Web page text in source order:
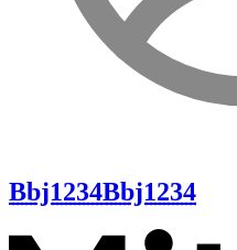
Bbj1234Bbj1234